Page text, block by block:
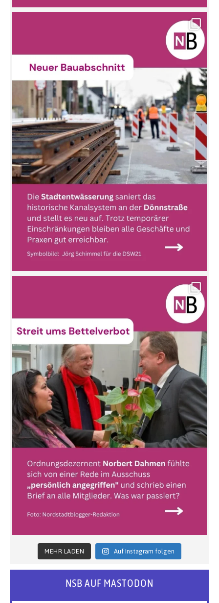
MEHR LADEN Auf Instagram folgen
NSB AUF MASTODON